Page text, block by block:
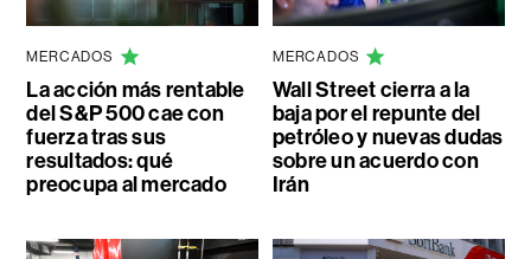
MERCADOS
La acción más rentable
del S&P 500 cae con
fuerza tras sus
resultados: qué
preocupa al mercado
MERCADOS
Wall Street cierra a la
baja por el repunte del
petróleo y nuevas dudas
sobre un acuerdo con
Irán